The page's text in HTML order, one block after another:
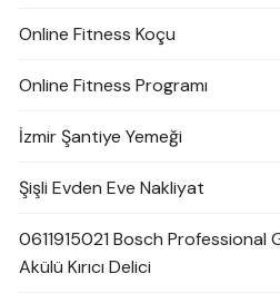
Online Fitness Koçu
Online Fitness Programı
İzmir Şantiye Yemeği
Şişli Evden Eve Nakliyat
0611915021 Bosch Professional
Akülü Kırıcı Delici